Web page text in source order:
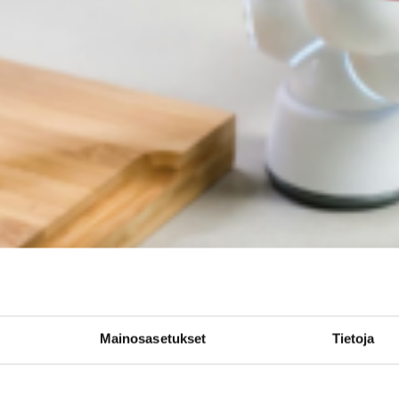
Mainosasetukset Tietoja